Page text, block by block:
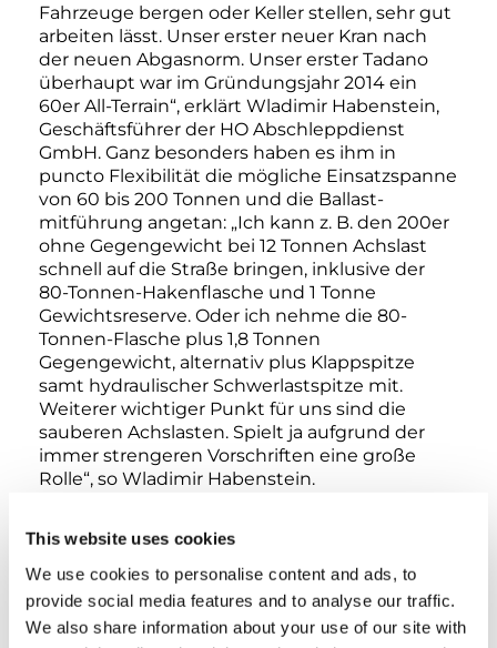
This website uses cookies
We use cookies to personalise content and ads, to
provide social media features and to analyse our traffic.
We also share information about your use of our site with
Fahrzeuge bergen oder Keller stellen, sehr gut
arbeiten lässt. Unser erster neuer Kran nach
der neuen Abgasnorm. Unser erster Tadano
überhaupt war im Gründungsjahr 2014 ein
60er All-Terrain“, erklärt Wladimir Habenstein,
Geschäftsführer der HO Abschleppdienst
GmbH. Ganz besonders haben es ihm in
puncto Flexibilität die mögliche Einsatzspanne
von 60 bis 200 Tonnen und die Ballast-
mitführung angetan: „Ich kann z. B. den 200er
ohne Gegengewicht bei 12 Tonnen Achslast
schnell auf die Straße bringen, inklusive der
80-Tonnen-Hakenflasche und 1 Tonne
Gewichtsreserve. Oder ich nehme die 80-
Tonnen-Flasche plus 1,8 Tonnen
Gegengewicht, alternativ plus Klappspitze
samt hydraulischer Schwerlastspitze mit.
Weiterer wichtiger Punkt für uns sind die
sauberen Achslasten. Spielt ja aufgrund der
immer strengeren Vorschriften eine große
Rolle“, so Wladimir Habenstein.
Kostensparende Stückelung der
Darüber hinaus bietet der ATF-200-5.1 eine
deutliche Transportoptimierung dank seiner